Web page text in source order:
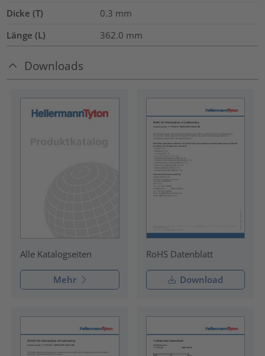
Dicke (T)
0.3 mm
Länge (L)
362.0 mm
Downloads
Alle Katalogseiten
Mehr
RoHS Datenblatt
Download